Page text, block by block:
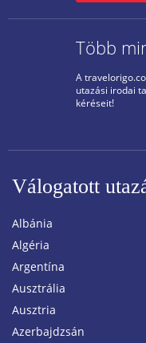
Több
A
utazási irodai
kéréseit!
Válogatott
Albánia
Algéria
Argentína
Ausztrália
Ausztria
Azerbajdzsán